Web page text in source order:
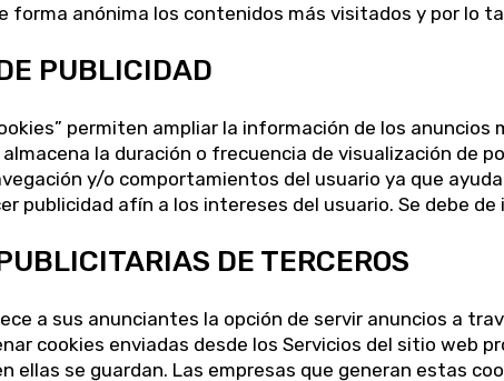
forma anónima los contenidos más visitados y por lo
PUBLICIDAD
permiten ampliar la información de los
la duración o frecuencia de visualización de
y/o comportamientos del usuario ya que
publicidad afín a los intereses del usuario. Se debe
DE TERCEROS
a sus anunciantes la opción de servir anuncios a
cookies enviadas desde los Servicios del sitio web
ellas se guardan. Las empresas que generan estas